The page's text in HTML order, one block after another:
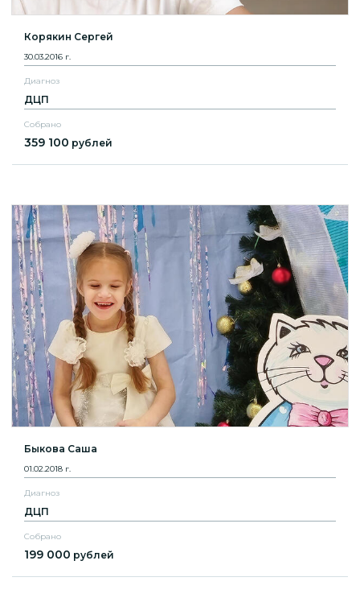
Корякин Сергей
30.03.2016 г.
Диагноз
ДЦП
Собрано
359 100 рублей
Быкова Саша
01.02.2018 г.
Диагноз
ДЦП
Собрано
199 000 рублей